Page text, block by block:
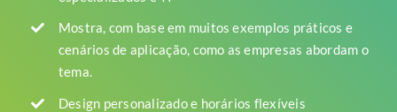
Mostra, com base em muitos exemplos práticos e
cenários de aplicação, como as empresas abordam o
tema.
Design personalizado e horários flexíveis